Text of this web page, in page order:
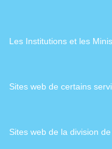
Les Institutions et les
Sites web de certains
Sites web de la division